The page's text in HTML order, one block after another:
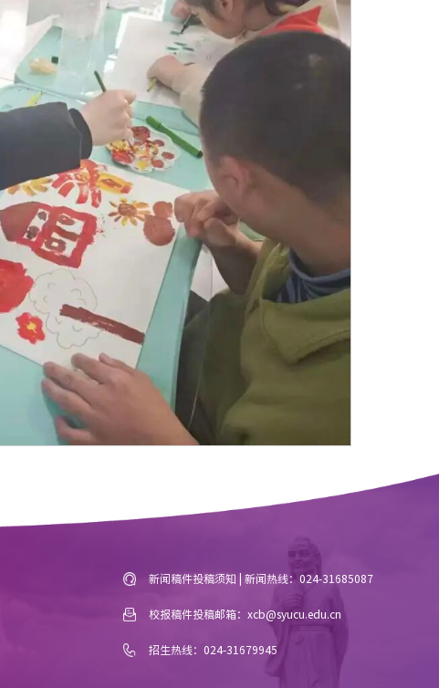
新闻稿件投稿须知 | 新闻热线：024-31685087
校报稿件投稿邮箱：xcb@syucu.edu.cn
招生热线：024-31679945